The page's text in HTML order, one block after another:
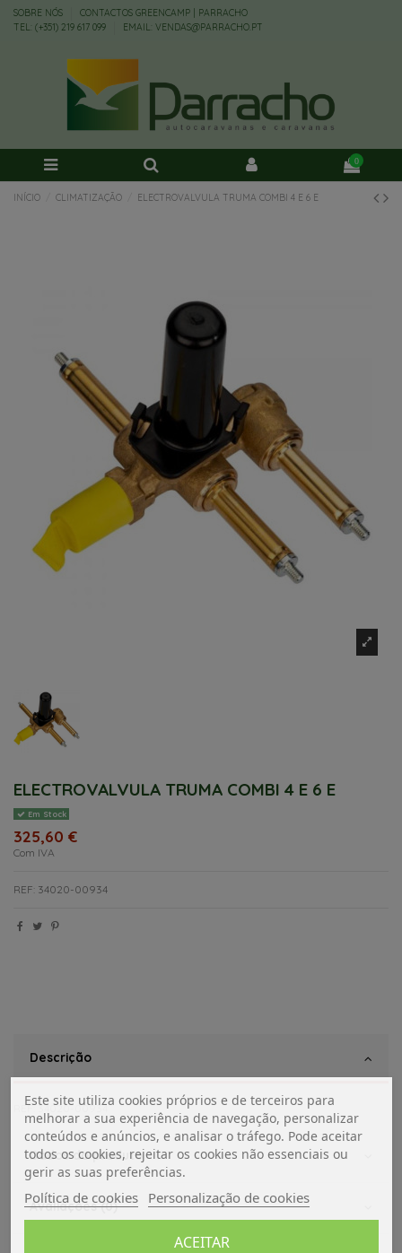
SOBRE NÓS
CONTACTOS GREENCAMP | PARRACHO
TEL: (+351) 219 617 099
EMAIL: VENDAS@PARRACHO.PT
0
INÍCIO CLIMATIZAÇÃO ELECTROVALVULA TRUMA COMBI 4 E 6 E
ELECTROVALVULA TRUMA COMBI 4 E 6 E
Em Stock
325,60 €
Com IVA
REF: 34020-00934
Descrição
REF: 34020-00934
Dados do produto
Avaliações (0)
Este site utiliza cookies próprios e de terceiros para
melhorar a sua experiência de navegação, personalizar
conteúdos e anúncios, e analisar o tráfego. Pode aceitar
todos os cookies, rejeitar os cookies não essenciais ou
gerir as suas preferências.
Política de cookies Personalização de cookies
ACEITAR